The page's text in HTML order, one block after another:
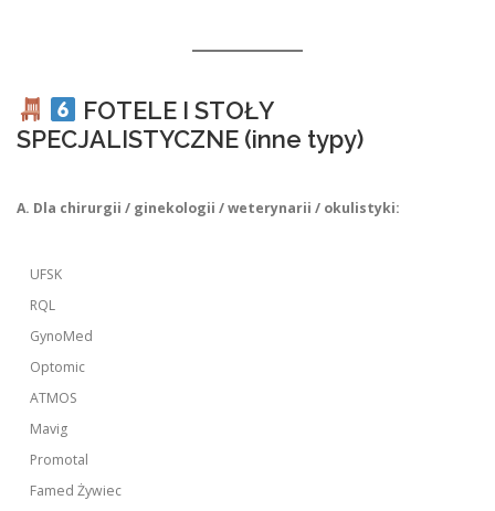
FOTELE I STOŁY
SPECJALISTYCZNE (inne typy)
A. Dla chirurgii / ginekologii / weterynarii / okulistyki:
UFSK
RQL
GynoMed
Optomic
ATMOS
Mavig
Promotal
Famed Żywiec